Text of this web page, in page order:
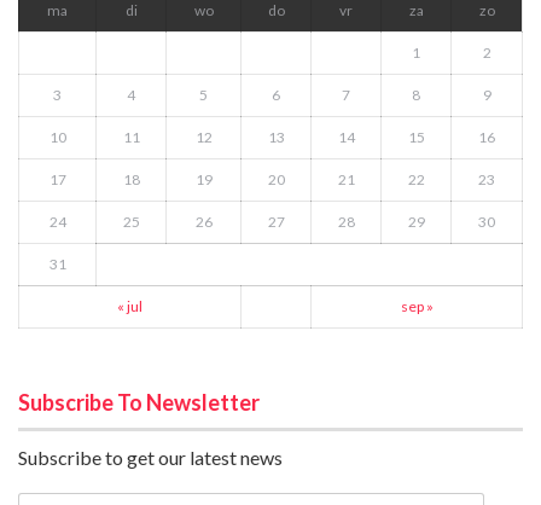
ma di wo do vr za zo
1 2
3 4 5 6 7 8 9
10 11 12 13 14 15 16
17 18 19 20 21 22 23
24 25 26 27 28 29 30
31
« jul sep »
Subscribe To Newsletter
Subscribe to get our latest news